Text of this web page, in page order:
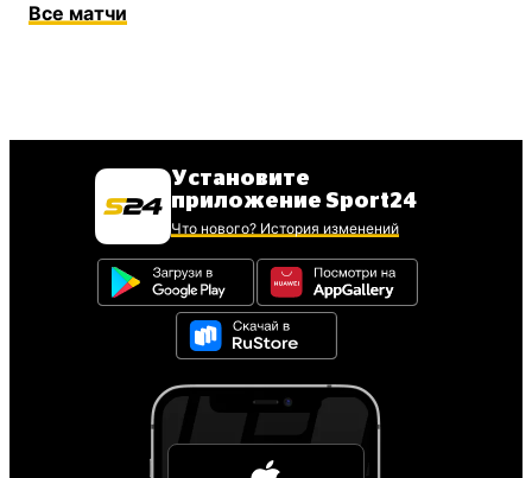
Все матчи
Установите
приложение Sport24
Что нового? История изменений